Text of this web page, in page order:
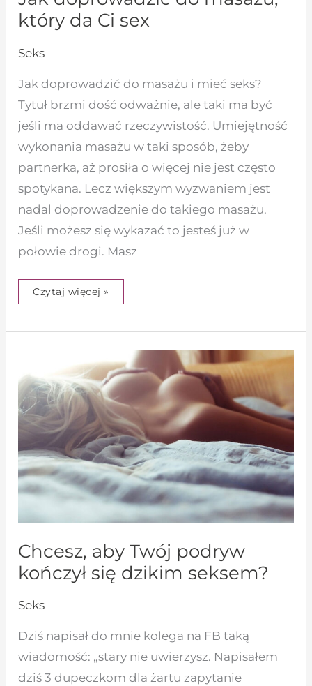
który da Ci sex
Seks
Jak doprowadzić do masażu i mieć seks?
Tytuł brzmi dość odważnie, ale taki ma być
jeśli ma oddawać rzeczywistość. Umiejętność
wykonania masażu w taki sposób, żeby
partnerka, aż prosiła o więcej nie jest często
spotykana. Lecz większym wyzwaniem jest
nadal doprowadzenie do takiego masażu.
Jeśli możesz się wykazać to jesteś już w
połowie drogi. Masz
Czytaj więcej »
Chcesz, aby Twój podryw
kończył się dzikim seksem?
Seks
Dziś napisał do mnie kolega na FB taką
wiadomość: „stary nie uwierzysz. Napisałem
dziś 3 dupeczkom dla żartu zapytanie
Twój
podryw
kończył
się
dzikim
seksem?